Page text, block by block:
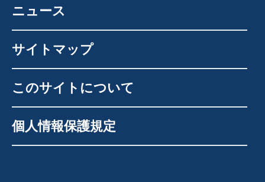
ニュース
サイトマップ
このサイトについて
個人情報保護規定